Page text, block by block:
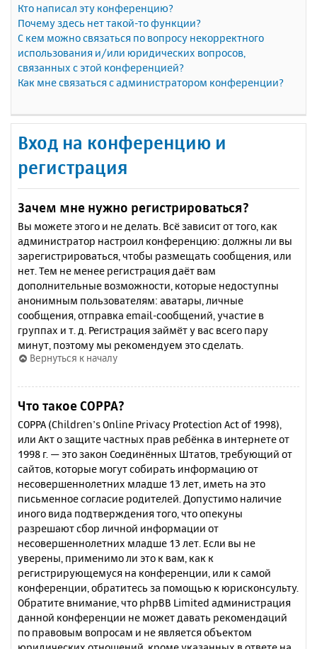
Кто написал эту конференцию?
Почему здесь нет такой-то функции?
С кем можно связаться по вопросу некорректного
использования и/или юридических вопросов,
связанных с этой конференцией?
Как мне связаться с администратором конференции?
Вход на конференцию и
регистрация
Зачем мне нужно регистрироваться?
Вы можете этого и не делать. Всё зависит от того, как
администратор настроил конференцию: должны ли вы
зарегистрироваться, чтобы размещать сообщения, или
нет. Тем не менее регистрация даёт вам
дополнительные возможности, которые недоступны
анонимным пользователям: аватары, личные
сообщения, отправка email-сообщений, участие в
группах и т. д. Регистрация займёт у вас всего пару
минут, поэтому мы рекомендуем это сделать.
Вернуться к началу
Что такое COPPA?
COPPA (Children’s Online Privacy Protection Act of 1998),
или Акт о защите частных прав ребёнка в интернете от
1998 г. — это закон Соединённых Штатов, требующий от
сайтов, которые могут собирать информацию от
несовершеннолетних младше 13 лет, иметь на это
письменное согласие родителей. Допустимо наличие
иного вида подтверждения того, что опекуны
разрешают сбор личной информации от
несовершеннолетних младше 13 лет. Если вы не
уверены, применимо ли это к вам, как к
регистрирующемуся на конференции, или к самой
конференции, обратитесь за помощью к юрисконсульту.
Обратите внимание, что phpBB Limited администрация
данной конференции не может давать рекомендаций
по правовым вопросам и не является объектом